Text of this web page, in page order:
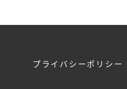
プライバシーポリシー